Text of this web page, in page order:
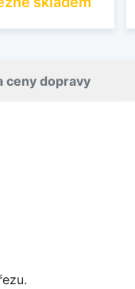
ceny dopravy